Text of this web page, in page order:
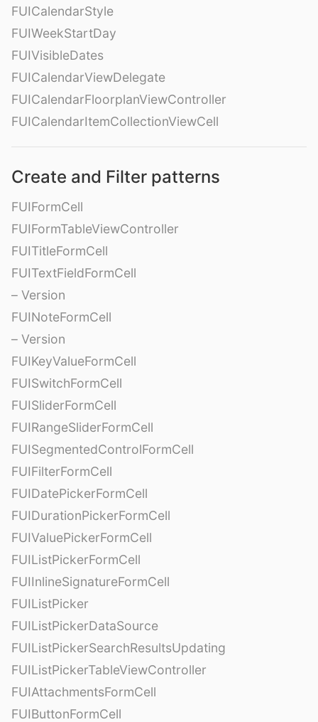
FUICalendarStyle
FUIWeekStartDay
FUIVisibleDates
FUICalendarViewDelegate
FUICalendarFloorplanViewController
FUICalendarItemCollectionViewCell
Create and Filter patterns
FUIFormCell
FUIFormTableViewController
FUITitleFormCell
FUITextFieldFormCell
– Version
FUINoteFormCell
– Version
FUIKeyValueFormCell
FUISwitchFormCell
FUISliderFormCell
FUIRangeSliderFormCell
FUISegmentedControlFormCell
FUIFilterFormCell
FUIDatePickerFormCell
FUIDurationPickerFormCell
FUIValuePickerFormCell
FUIListPickerFormCell
FUIInlineSignatureFormCell
FUIListPicker
FUIListPickerDataSource
FUIListPickerSearchResultsUpdating
FUIListPickerTableViewController
FUIAttachmentsFormCell
FUIButtonFormCell